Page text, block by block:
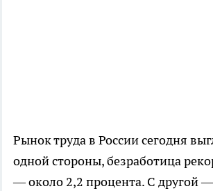
Рынок труда в России сегодня
одной стороны, безработица
— около 2,2 процента. С другой